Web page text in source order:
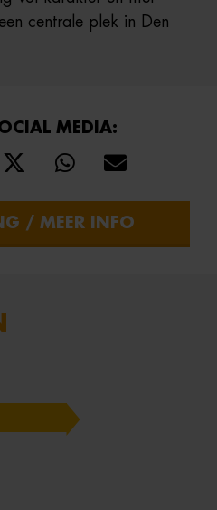
centrale plek in Den
MEDIA:
/ MEER INFO